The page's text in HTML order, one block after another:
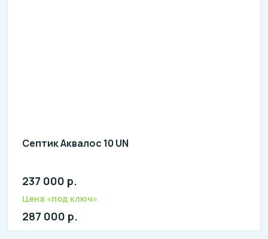
Септик Аквалос 10 UN
Количество человек: 8-10
литров в сутки: 2000
237 000 р.
Цена «под ключ»
287 000 р.